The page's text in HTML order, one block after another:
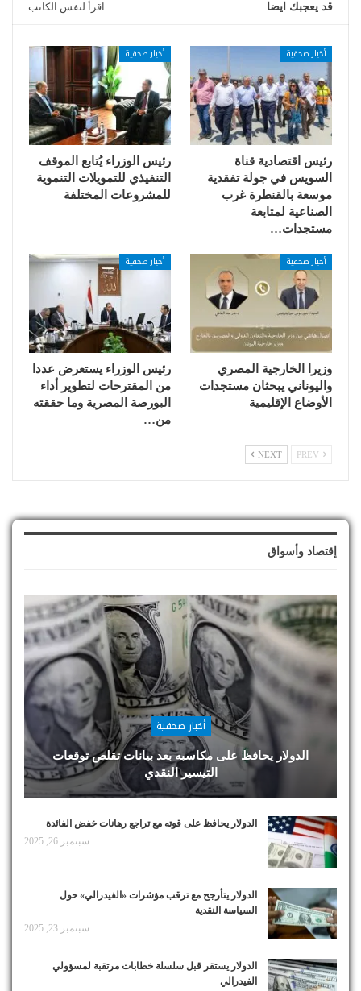
قد يعجبك ايضا اقرأ لنفس الكاتب
أخبار صحفية
رئيس اقتصادية قناة
السويس في جولة تفقدية
موسعة بالقنطرة غرب
الصناعية لمتابعة
مستجدات…
أخبار صحفية
رئيس الوزراء يُتابع الموقف
التنفيذي للتمويلات التنموية
للمشروعات المختلفة
أخبار صحفية
وزيرا الخارجية المصري
واليوناني يبحثان مستجدات
الأوضاع الإقليمية
أخبار صحفية
رئيس الوزراء يستعرض عددا
من المقترحات لتطوير أداء
البورصة المصرية وما حققته
من…
NEXT
إقتصاد وأسواق
أخبار صحفية
الدولار يحافظ على مكاسبه بعد بيانات تقلص توقعات
التيسير النقدي
الدولار يحافظ على قوته مع تراجع رهانات خفض الفائدة
سبتمبر 26, 2025
الدولار يتأرجح مع ترقب مؤشرات «الفيدرالي» حول
السياسة النقدية
سبتمبر 23, 2025
الدولار يستقر قبل سلسلة خطابات مرتقبة لمسؤولي
الفيدرالي